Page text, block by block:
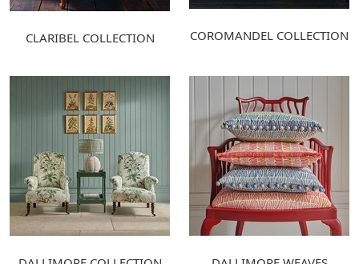
CLARIBEL COLLECTION COROMANDEL COLLECTION